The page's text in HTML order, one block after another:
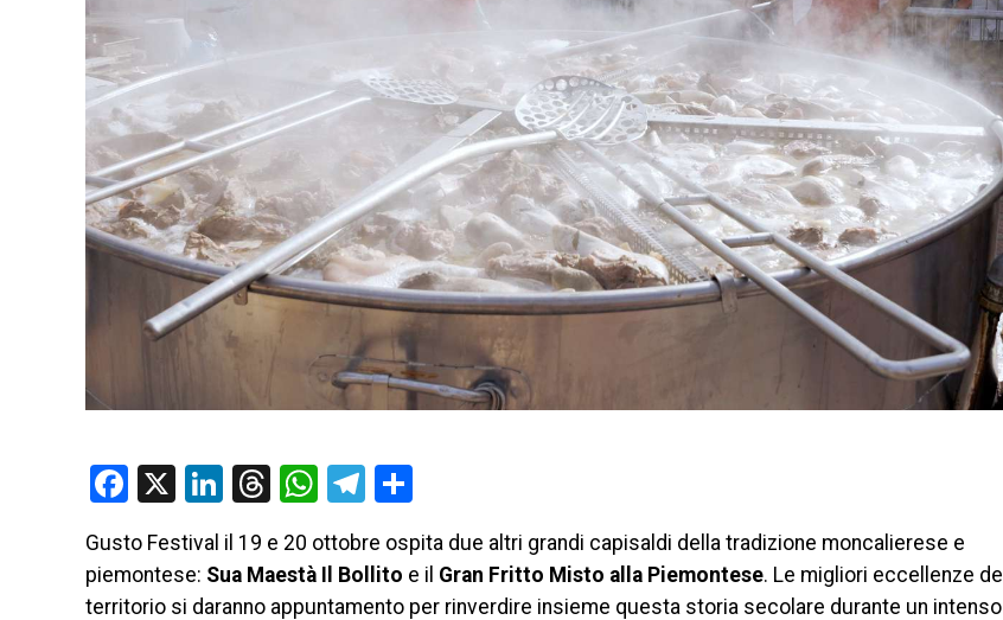
Facebook
X LinkedIn
Threads
WhatsApp
Telegram
Gusto Festival il 19 e 20 ottobre ospita due altri grandi capisaldi della tradizione moncalierese e
piemontese: Sua Maestà Il Bollito e il Gran Fritto Misto alla Piemontese. Le migliori eccellenze del
territorio si daranno appuntamento per rinverdire insieme questa storia secolare durante un intenso